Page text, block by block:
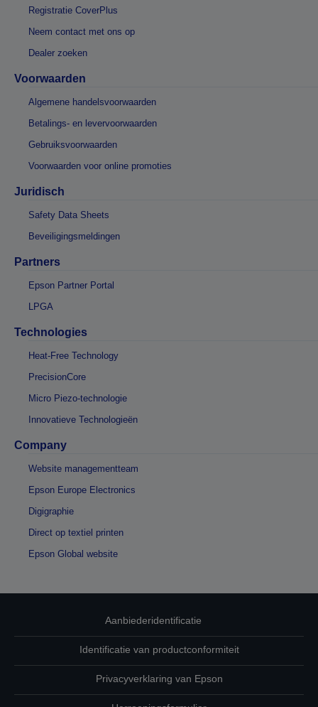
Registratie CoverPlus
Neem contact met ons op
Dealer zoeken
Voorwaarden
Algemene handelsvoorwaarden
Betalings- en levervoorwaarden
Gebruiksvoorwaarden
Voorwaarden voor online promoties
Juridisch
Safety Data Sheets
Beveiligingsmeldingen
Partners
Epson Partner Portal
LPGA
Technologies
Heat-Free Technology
PrecisionCore
Micro Piezo-technologie
Innovatieve Technologieën
Company
Website managementteam
Epson Europe Electronics
Digigraphie
Direct op textiel printen
Epson Global website
Aanbiederidentificatie
Identificatie van productconformiteit
Privacyverklaring van Epson